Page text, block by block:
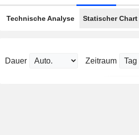
Technische Analyse Statischer Chart
Dauer Zeitraum